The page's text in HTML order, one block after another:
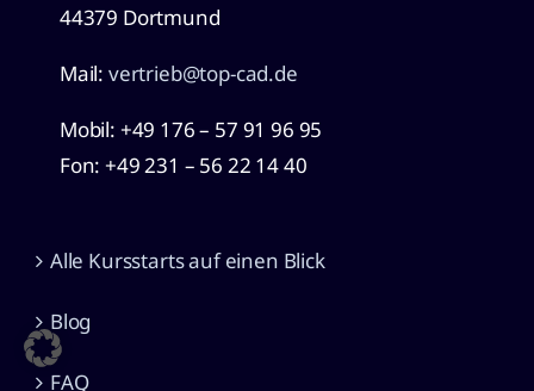
44379 Dortmund
Mail: vertrieb@top-cad.de
Mobil: +49 176 – 57 91 96 95
Fon: +49 231 – 56 22 14 40
Alle Kursstarts auf einen Blick
Blog
FAQ